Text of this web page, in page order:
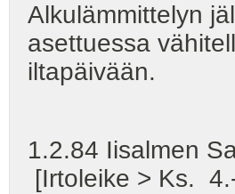
Alkulämmittelyn
asettuessa
iltapäivään.
1.2.84 Iisalmen
[Irtoleike > Ks.